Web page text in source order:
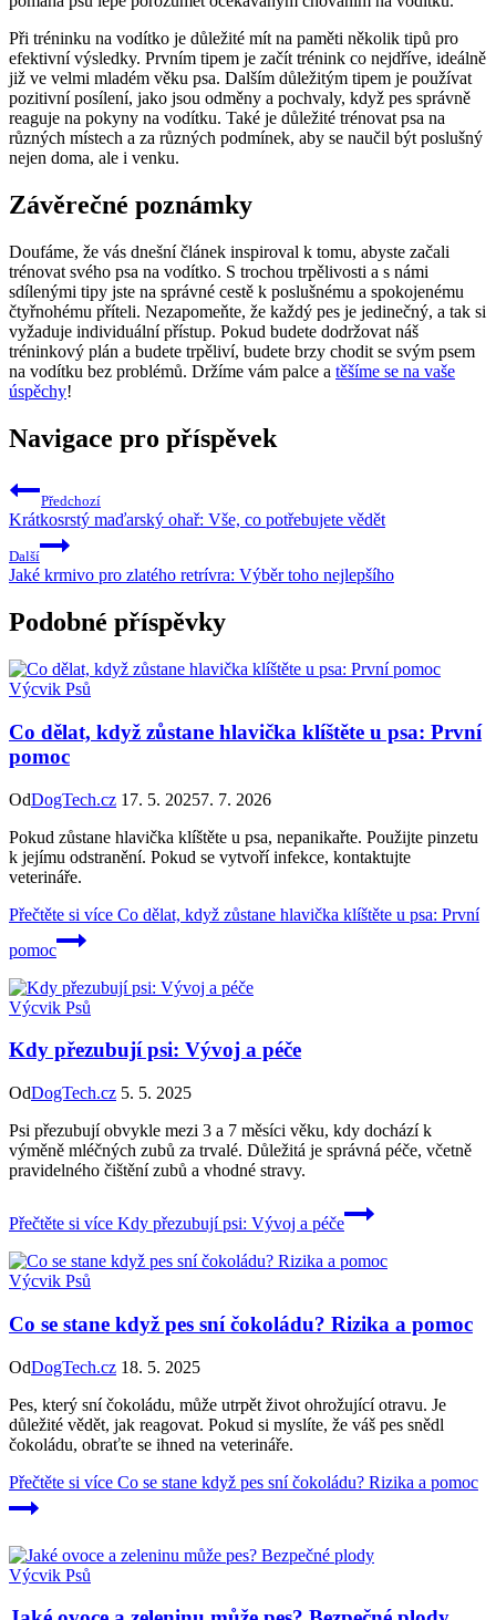
Při tréninku na vodítko je důležité mít na paměti několik tipů pro
efektivní výsledky. Prvním tipem je začít trénink co nejdříve, ideálně
již ve velmi mladém věku psa. Dalším důležitým tipem je používat
pozitivní posílení, jako jsou odměny a pochvaly, když pes správně
reaguje na pokyny na vodítku. Také je důležité trénovat psa na
různých místech a za různých podmínek, aby se naučil být poslušný
nejen doma, ale i venku.
Závěrečné poznámky
Doufáme, že vás dnešní článek inspiroval k tomu, abyste začali
trénovat svého psa na vodítko. S trochou trpělivosti a s námi
sdílenými tipy jste na správné cestě k poslušnému a spokojenému
čtyřnohému příteli. Nezapomeňte, že každý pes je jedinečný, a tak si
vyžaduje individuální přístup. Pokud budete dodržovat náš
tréninkový plán a budete trpěliví, budete brzy chodit se svým psem
na vodítku bez problémů. Držíme vám palce a těšíme se na vaše
úspěchy!
Navigace pro příspěvek
Předchozí
Krátkosrstý maďarský ohař: Vše, co potřebujete vědět
Další
Jaké krmivo pro zlatého retrívra: Výběr toho nejlepšího
Podobné příspěvky
Výcvik Psů
Co dělat, když zůstane hlavička klíštěte u psa: První
pomoc
OdDogTech.cz 17. 5. 20257. 7. 2026
Pokud zůstane hlavička klíštěte u psa, nepanikařte. Použijte pinzetu
k jejímu odstranění. Pokud se vytvoří infekce, kontaktujte
veterináře.
Přečtěte si více Co dělat, když zůstane hlavička klíštěte u psa: První
pomoc
Výcvik Psů
Kdy přezubují psi: Vývoj a péče
OdDogTech.cz 5. 5. 2025
Psi přezubují obvykle mezi 3 a 7 měsíci věku, kdy dochází k
výměně mléčných zubů za trvalé. Důležitá je správná péče, včetně
pravidelného čištění zubů a vhodné stravy.
Přečtěte si více Kdy přezubují psi: Vývoj a péče
Výcvik Psů
Co se stane když pes sní čokoládu? Rizika a pomoc
OdDogTech.cz 18. 5. 2025
Pes, který sní čokoládu, může utrpět život ohrožující otravu. Je
důležité vědět, jak reagovat. Pokud si myslíte, že váš pes snědl
čokoládu, obraťte se ihned na veterináře.
Přečtěte si více Co se stane když pes sní čokoládu? Rizika a pomoc
Výcvik Psů